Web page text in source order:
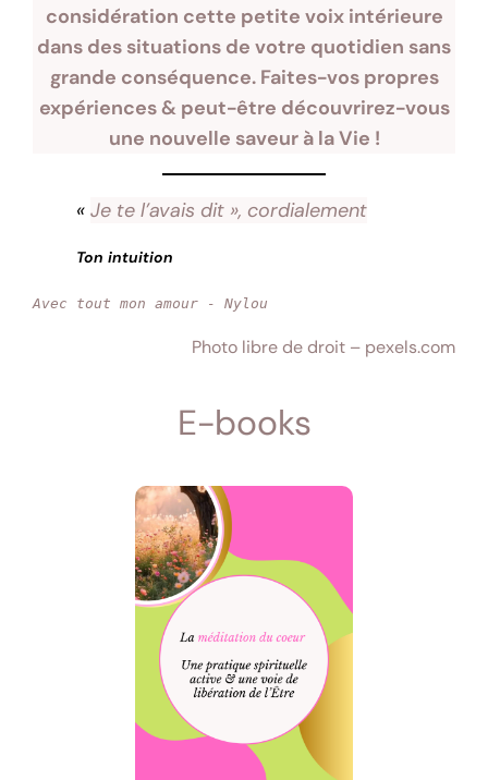
considération cette petite voix intérieure
dans des situations de votre quotidien sans
grande conséquence. Faites-vos propres
expériences & peut-être découvrirez-vous
une nouvelle saveur à la Vie !
«Je te l’avais dit », cordialement
Ton intuition
Avec tout mon amour - Nylou
Photo libre de droit – pexels.com
E-books